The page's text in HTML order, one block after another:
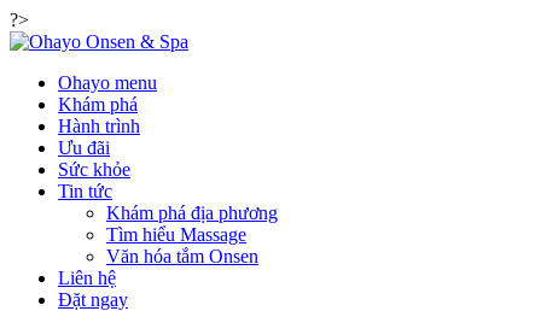
?>
Ohayo menu
Khám phá
Hành trình
Ưu đãi
Sức khỏe
Tin tức
Khám phá địa phương
Tìm hiểu Massage
Văn hóa tắm Onsen
Liên hệ
Đặt ngay